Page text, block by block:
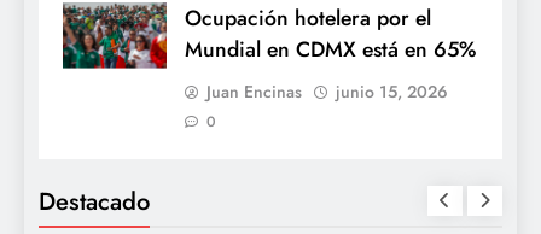
Ocupación hotelera por el
Mundial en CDMX está en 65%
Juan Encinas junio 15, 2026
0
Destacado